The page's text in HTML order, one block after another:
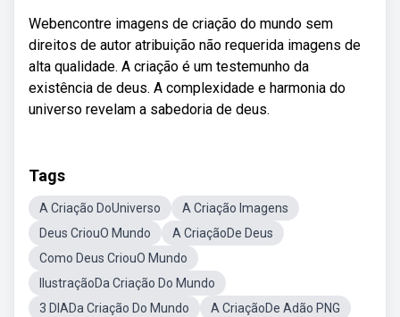
Webencontre imagens de criação do mundo sem
direitos de autor atribuição não requerida imagens de
alta qualidade. A criação é um testemunho da
existência de deus. A complexidade e harmonia do
universo revelam a sabedoria de deus.
Tags
A Criação DoUniverso
A Criação Imagens
Deus CriouO Mundo
A CriaçãoDe Deus
Como Deus CriouO Mundo
IlustraçãoDa Criação Do Mundo
3 DIADa Criação Do Mundo
A CriaçãoDe Adão PNG